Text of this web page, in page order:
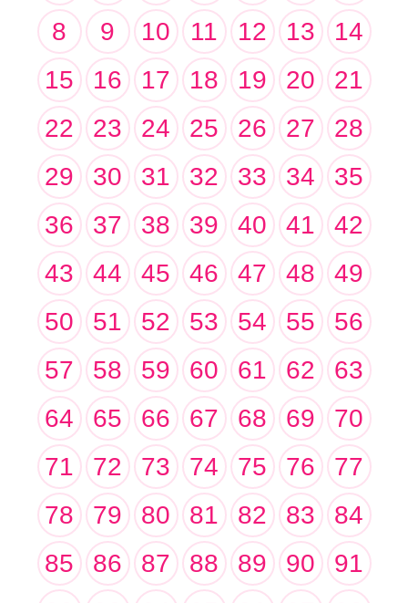
8 9 10 11 12 13
14
15
16 17 18 19 20
21
22
23 24 25 26 27
28
29
30 31 32 33 34
35
36
37 38 39 40 41
42
43
44 45 46 47 48
49
50
51 52 53 54 55
56
57
58 59 60 61 62
63
64
65 66 67 68 69
70
71
72 73 74 75 76
77
78
79 80 81 82 83
84
85
86 87 88 89 90
91